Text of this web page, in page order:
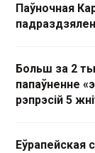
Паўночная
Больш за 2
папаўненне
рэпрэсій 5
Еўрапейская